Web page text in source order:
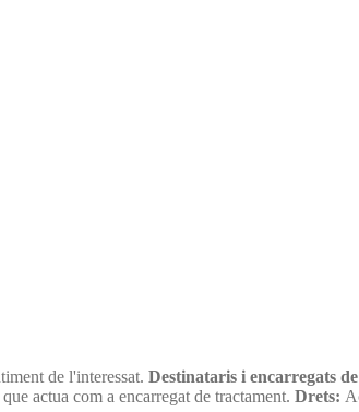
de l'interessat. Destinataris i encarregats
actua com a encarregat de tractament. Drets: